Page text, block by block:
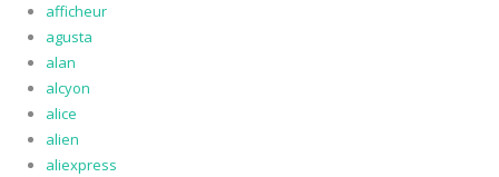
afficheur
agusta
alan
alcyon
alice
alien
aliexpress